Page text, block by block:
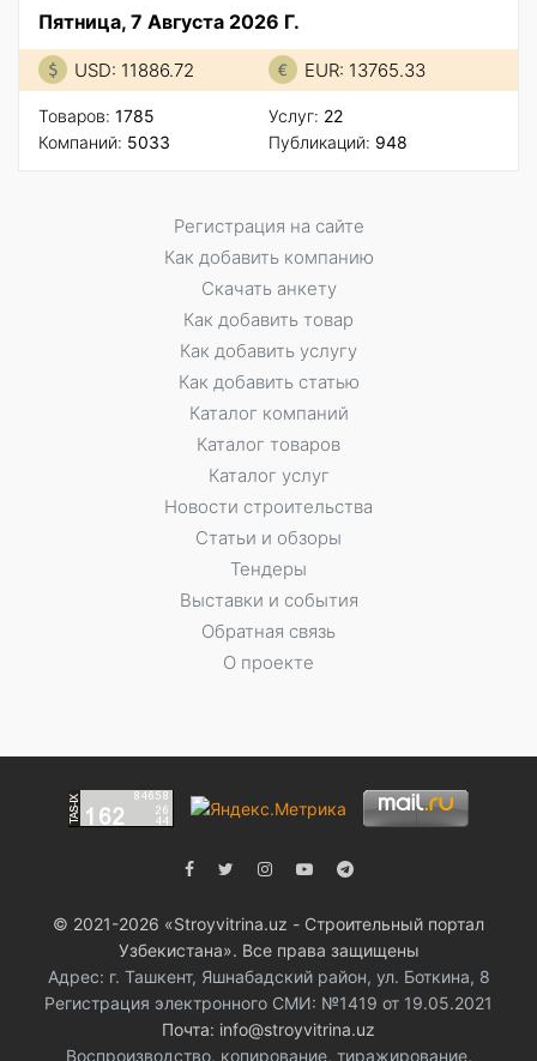
Пятница, 7 Августа 2026 Г.
USD: 11886.72 EUR: 13765.33
Товаров: 1785
Компаний: 5033
Услуг: 22
Публикаций: 948
Регистрация на сайте
Как добавить компанию
Скачать анкету
Как добавить товар
Как добавить услугу
Как добавить статью
Каталог компаний
Каталог товаров
Каталог услуг
Новости строительства
Статьи и обзоры
Тендеры
Выставки и события
Обратная связь
О проекте
© 2021-2026 «Stroyvitrina.uz - Строительный портал
Узбекистана». Все права защищены
Адрес: г. Ташкент, Яшнабадский район, ул. Боткина, 8
Регистрация электронного СМИ: №1419 от 19.05.2021
Почта: info@stroyvitrina.uz
Воспроизводство, копирование, тиражирование,